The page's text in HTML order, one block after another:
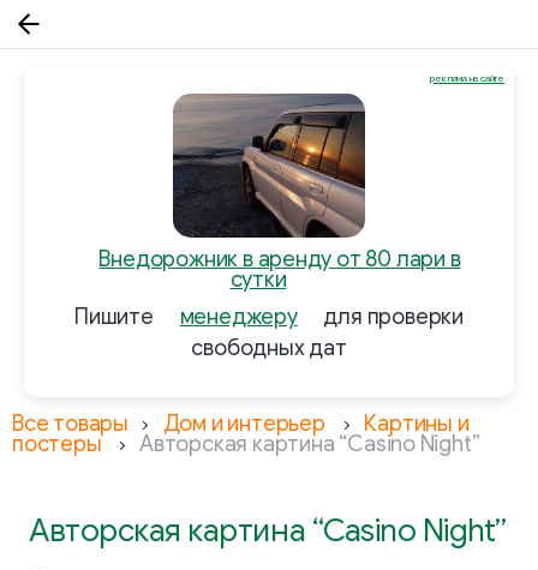
Внедорожник в аренду от 80 лари в
сутки
Пишите
менеджеру
для проверки
свободных дат
реклама на сайте
Все товары Дом и интерьер Картины и
постеры Авторская картина “Casino Night”
Авторская картина “Casino Night”